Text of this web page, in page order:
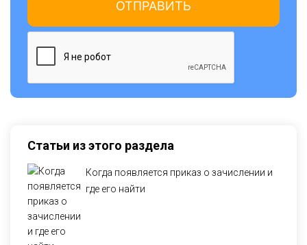
Статьи из этого раздела
Когда появляется приказ о зачислении и
где его найти